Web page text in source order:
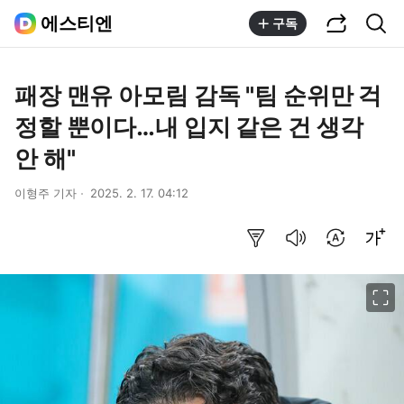
에스티엔 구독
패장 맨유 아모림 감독 "팀 순위만 걱
정할 뿐이다…내 입지 같은 건 생각
안 해"
이형주 기자 2025. 2. 17. 04:12